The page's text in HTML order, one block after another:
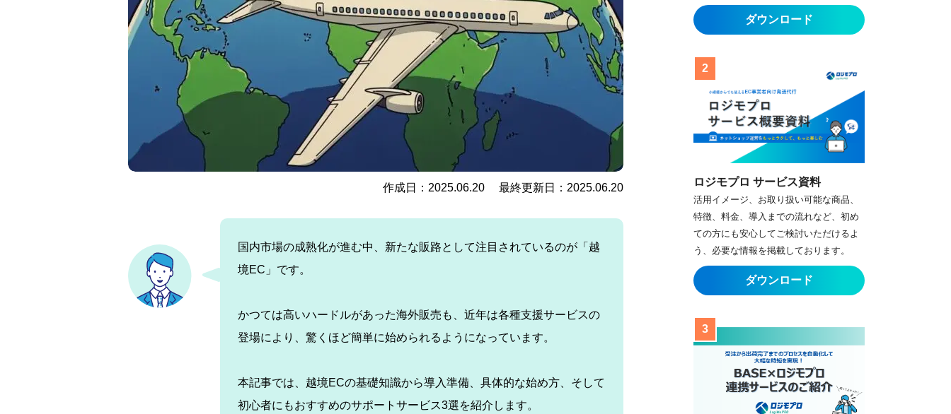
作成日：2025.06.20 最終更新日：2025.06.20
国内市場の成熟化が進む中、新たな販路として注目されているのが「越
境EC」です。
かつては高いハードルがあった海外販売も、近年は各種支援サービスの
登場により、驚くほど簡単に始められるようになっています。
本記事では、越境ECの基礎知識から導入準備、具体的な始め方、そして
初心者にもおすすめのサポートサービス3選を紹介します。
ロジモプロ サービス資料
活用イメージ、お取り扱い可能な商品、
特徴、料金、導入までの流れなど、初め
ての方にも安心してご検討いただけるよ
う、必要な情報を掲載しております。